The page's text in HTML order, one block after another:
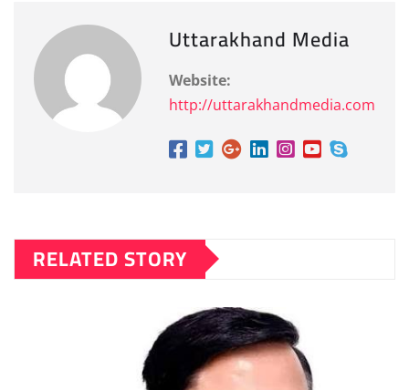
Uttarakhand Media
Website:
http://uttarakhandmedia.com
RELATED STORY